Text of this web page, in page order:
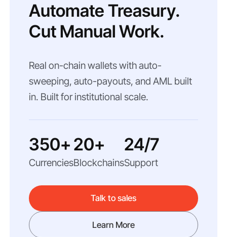
Automate Treasury.
Cut Manual Work.
Real on-chain wallets with auto-
sweeping, auto-payouts, and AML built
in. Built for institutional scale.
350+
Currencies
20+
Blockchains
24/7
Support
Talk to sales
Learn More